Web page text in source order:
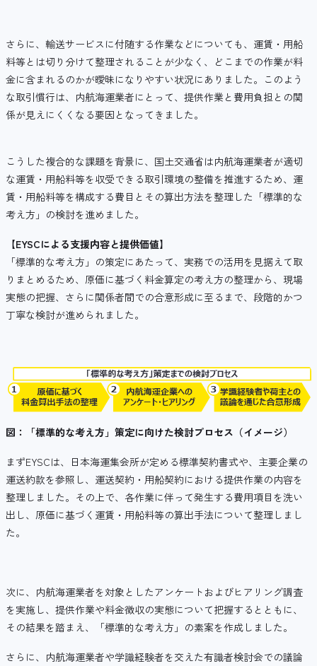
さらに、輸送サービスに付随する作業などについても、運賃・用船
料等とは切り分けて整理されることが少なく、どこまでの作業が料
金に含まれるのかが曖昧になりやすい状況にありました。このよう
な取引慣行は、内航海運業者にとって、提供作業と費用負担との関
係が見えにくくなる要因となってきました。
こうした複合的な課題を背景に、国土交通省は内航海運業者が適切
な運賃・用船料等を収受できる取引環境の整備を推進するため、運
賃・用船料等を構成する費目とその算出方法を整理した「標準的な
考え方」の検討を進めました。
【EYSCによる支援内容と提供価値】
「標準的な考え方」の策定にあたって、実務での活用を見据えて取
りまとめるため、原価に基づく料金算定の考え方の整理から、現場
実態の把握、さらに関係者間での合意形成に至るまで、段階的かつ
丁寧な検討が進められました。
図：「標準的な考え方」策定に向けた検討プロセス（イメージ）
まずEYSCは、日本海運集会所が定める標準契約書式や、主要企業の
運送約款を参照し、運送契約・用船契約における提供作業の内容を
整理しました。その上で、各作業に伴って発生する費用項目を洗い
出し、原価に基づく運賃・用船料等の算出手法について整理しまし
た。
次に、内航海運業者を対象としたアンケートおよびヒアリング調査
を実施し、提供作業や料金徴収の実態について把握するとともに、
その結果を踏まえ、「標準的な考え方」の素案を作成しました。
さらに、内航海運業者や学識経験者を交えた有識者検討会での議論